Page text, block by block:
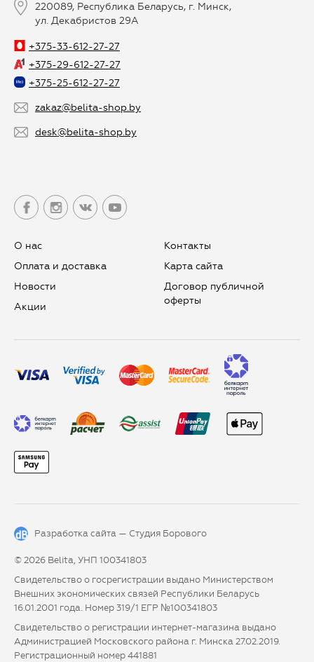
220089, Республика Беларусь, г. Минск,
ул. Декабристов 29А
+375-33-612-27-27
+375-29-612-27-27
+375-25-612-27-27
zakaz@belita-shop.by
desk@belita-shop.by
О нас
Оплата и доставка
Новости
Aкции
Контакты
Карта сайта
Договор публичной
оферты
Разработка сайта — Студия Борового
© 2026 Belita, УНП 100341803
Свидетельство о госрегистрации выдано Министерством
Внешних экономических связей Республики Беларусь
16.01.2001 года. Номер 319/1 ЕГР №100341803
Свидетельство о регистрации интернет-магазина выдано
Администрацией Московского района г. Минска 27.02.2019.
Регистрационный номер 441881